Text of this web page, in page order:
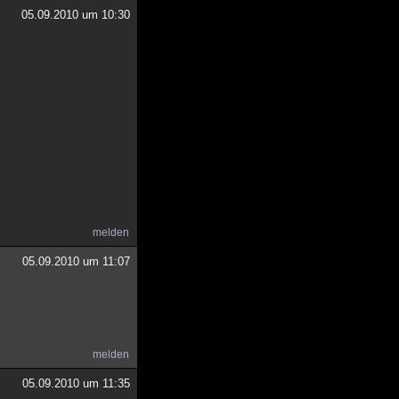
05.09.2010 um 10:30
melden
05.09.2010 um 11:07
melden
05.09.2010 um 11:35